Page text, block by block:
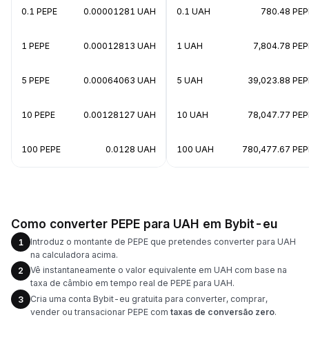
0.1 PEPE 0.00001281 UAH
1 PEPE 0.00012813 UAH
5 PEPE 0.00064063 UAH
10 PEPE 0.00128127 UAH
100 PEPE 0.0128 UAH
0.1 UAH 780.48
1 UAH 7,804.78
5 UAH 39,023.88
10 UAH 78,047.77
100 UAH 780,477.67
Como converter PEPE para UAH em Bybit-eu
1
Introduz o montante de PEPE que pretendes converter para UAH
na calculadora acima.
2
Vê instantaneamente o valor equivalente em UAH com base na
taxa de câmbio em tempo real de PEPE para UAH.
3
Cria uma conta Bybit-eu gratuita para converter, comprar,
vender ou transacionar PEPE com taxas de conversão zero.